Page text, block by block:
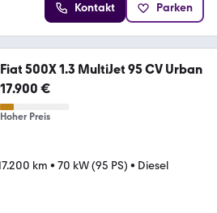
Kontakt Parken
Fiat 500X 1.3 MultiJet 95 CV Urban
17.900 €
Hoher Preis
km • 70 kW (95 PS) • Diesel